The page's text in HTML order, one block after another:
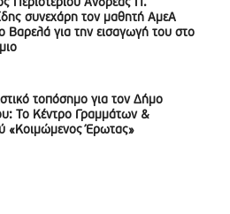
Περιστερίου Ανδρέας Π.
συνεχάρη τον μαθητή ΑμεΑ
Βαρελά για την εισαγωγή του στο
τοπόσημο για τον Δήμο
Το Κέντρο Γραμμάτων &
«Κοιμώμενος Έρωτας»